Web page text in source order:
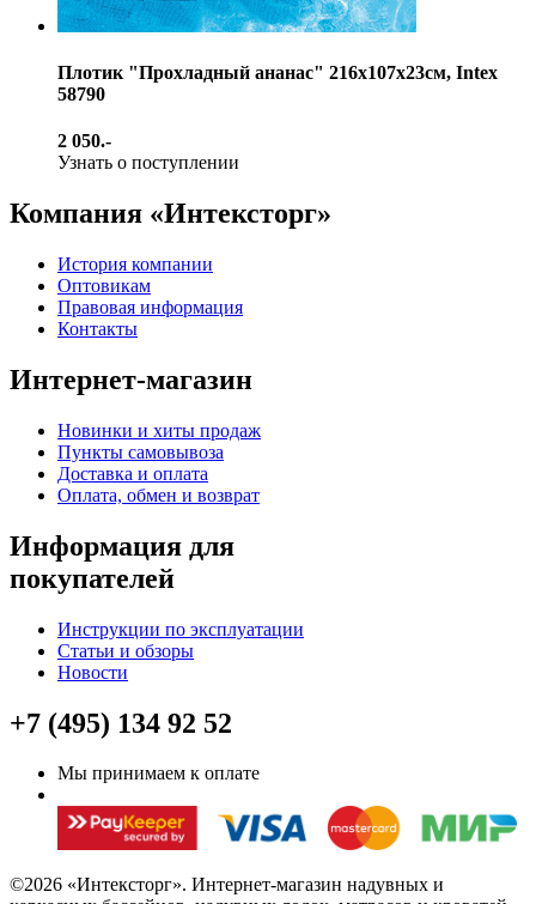
Плотик "Прохладный ананас" 216х107х23см, Intex
58790
2 050.-
Узнать о поступлении
Компания «Интексторг»
История компании
Оптовикам
Правовая информация
Контакты
Интернет-магазин
Новинки и хиты продаж
Пункты самовывоза
Доставка и оплата
Оплата, обмен и возврат
Информация для
покупателей
Инструкции по эксплуатации
Статьи и обзоры
Новости
+7 (495) 134 92 52
Мы принимаем к оплате
©2026 «Интексторг». Интернет-магазин надувных и